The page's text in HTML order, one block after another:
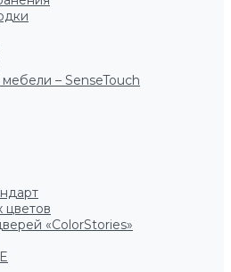
– SenseTouch
цветов
«ColorStories»